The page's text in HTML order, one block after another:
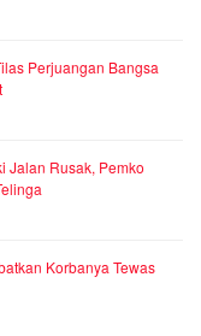
Perjuangan Bangsa
Jalan Rusak, Pemko
Korbanya Tewas